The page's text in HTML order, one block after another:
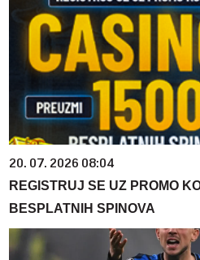
20. 07. 2026 08:04
REGISTRUJ SE UZ PROMO
BESPLATNIH SPINOVA